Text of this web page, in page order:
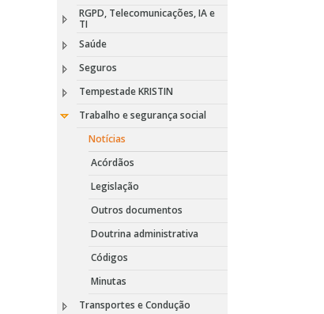
RGPD, Telecomunicações, IA e
TI
Saúde
Seguros
Tempestade KRISTIN
Trabalho e segurança social
Notícias
Acórdãos
Legislação
Outros documentos
Doutrina administrativa
Códigos
Minutas
Transportes e Condução